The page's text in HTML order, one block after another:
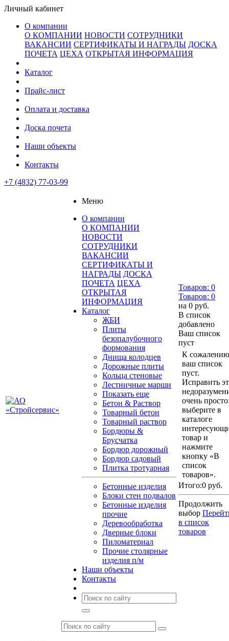
Личный кабинет
О компании
О КОМПАНИИ НОВОСТИ СОТРУДНИКИ
ВАКАНСИИ СЕРТИФИКАТЫ И НАГРАДЫ ДОСКА
ПОЧЕТА ЦЕХА ОТКРЫТАЯ ИНФОРМАЦИЯ
Каталог
Прайс-лист
Оплата и доставка
Доска почета
Наши объекты
Контакты
+7 (4832) 77-03-99
Меню
О компании
О КОМПАНИИ
НОВОСТИ
СОТРУДНИКИ
ВАКАНСИИ
СЕРТИФИКАТЫ И
НАГРАДЫ ДОСКА
ПОЧЕТА ЦЕХА
ОТКРЫТАЯ
ИНФОРМАЦИЯ
Каталог
ЖБИ
Плиты
безопалубочного
формования
Днища колодцев
Дорожные плиты
Кольца стеновые
Лестничные марши
Показать еще
Бетон & Раствор
Товарный бетон
Товарный раствор
Бордюры &
Брусчатка
Бордюр дорожный
Бордюр садовый
Плитка тротуарная
Бетонные изделия
Блоки стен подвалов
Бетонные изделия
прочие
Деревообработка
Дверные блоки
Пиломатериал
Прочие столярные
изделия п/м
Наши объекты
Контакты
Товаров: 0
Товаров: 0
на 0 руб.
В список
добавлено
Ваш список
пуст
К
ваш список
пуст.
Исправить
очень
выберите в
каталоге
товар и
нажмите
кнопку «В
список
товаров».
Итого:0 руб.
Продолжить
выбор
в список
товаров